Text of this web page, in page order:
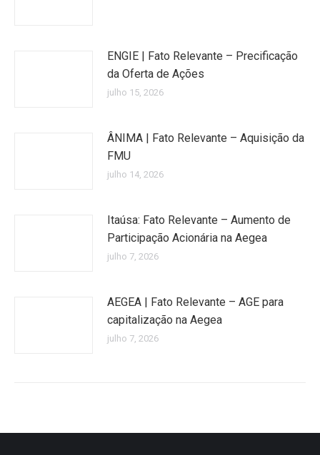
ENGIE | Fato Relevante – Precificação
da Oferta de Ações
julho 15, 2026
ÂNIMA | Fato Relevante – Aquisição da
FMU
julho 14, 2026
Itaúsa: Fato Relevante – Aumento de
Participação Acionária na Aegea
julho 7, 2026
AEGEA | Fato Relevante – AGE para
capitalização na Aegea
julho 7, 2026